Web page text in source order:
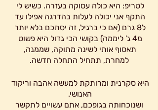
לטריפ: היא כולה עסוקה בעזרה. כשיש לי
התקף אני יכולה לעלות בהדרגה אפילו עד
ל8 גרם (אם כי ברגיל, זה יסתכם בלא יותר
מ4 ג' ליממה) בקושי הכי גדול היא פשוט
תאסוף אותי לשינה מתוקה, שממנה,
למחרת, תתחיל התחלה חדשה.
היא סקרנית ומרותקת למעשה אהבה וריקוד
האנושי.
ושנוכחותה בגופכם, אתם עשויים לתקשר